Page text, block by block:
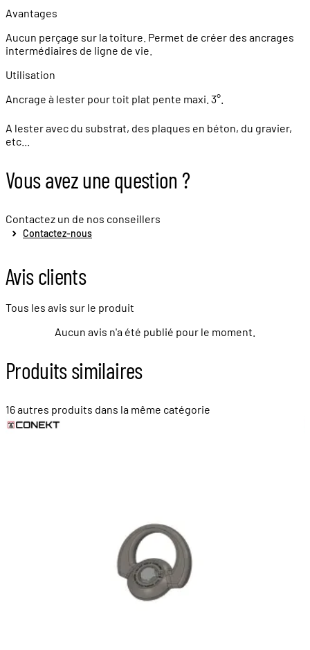
Avantages
Aucun perçage sur la toiture. Permet de créer des ancrages
intermédiaires de ligne de vie.
Utilisation
Ancrage à lester pour toit plat pente maxi. 3°.
A lester avec du substrat, des plaques en béton, du gravier,
etc...
Vous avez une question ?
Contactez un de nos conseillers
Contactez-nous
Avis clients
Tous les avis sur le produit
Aucun avis n'a été publié pour le moment.
Produits similaires
16 autres produits dans la même catégorie